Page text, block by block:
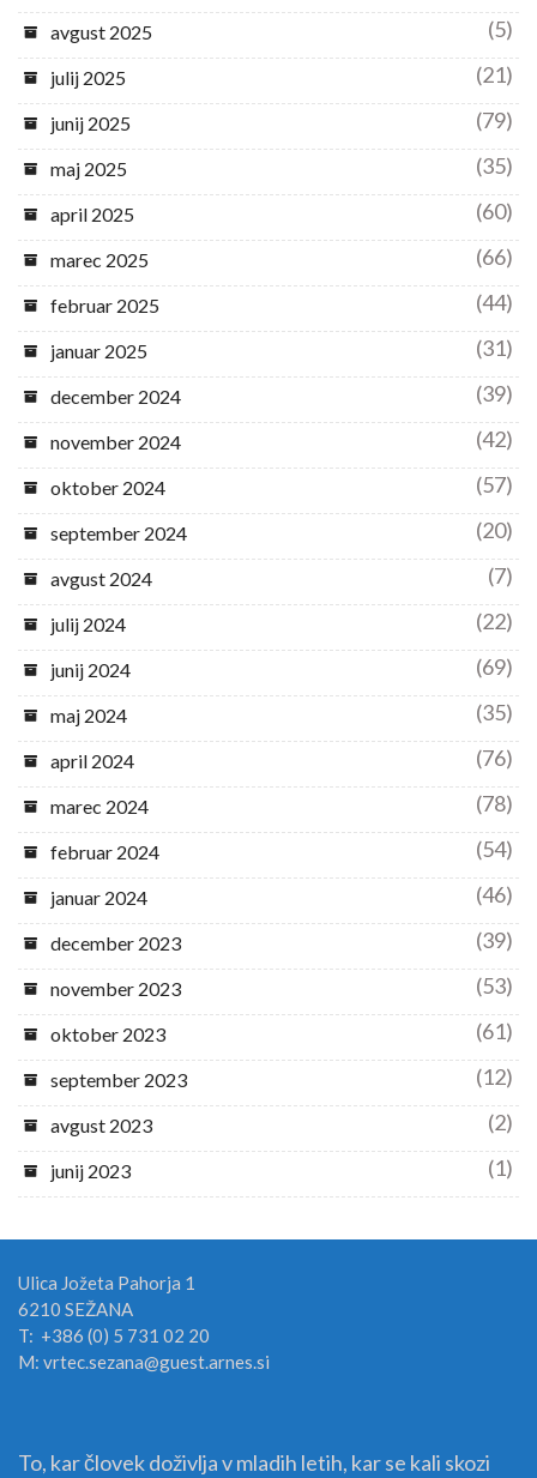
avgust 2025 (5)
julij 2025 (21)
junij 2025 (79)
maj 2025 (35)
april 2025 (60)
marec 2025 (66)
februar 2025 (44)
januar 2025 (31)
december 2024 (39)
november 2024 (42)
oktober 2024 (57)
september 2024 (20)
avgust 2024 (7)
julij 2024 (22)
junij 2024 (69)
maj 2024 (35)
april 2024 (76)
marec 2024 (78)
februar 2024 (54)
januar 2024 (46)
december 2023 (39)
november 2023 (53)
oktober 2023 (61)
september 2023 (12)
avgust 2023 (2)
junij 2023 (1)
Ulica Jožeta Pahorja 1
6210 SEŽANA
T: +386 (0) 5 731 02 20
M: vrtec.sezana@guest.arnes.si
To, kar človek doživlja v mladih letih, kar se kali skozi